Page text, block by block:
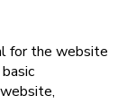
for the website